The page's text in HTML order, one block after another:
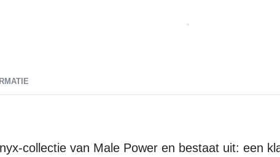
collectie van Male Power en bestaat uit: een